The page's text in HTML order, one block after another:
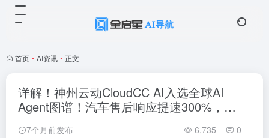
首页 • AI资讯 • 正文
详解！神州云动CloudCC AI入选全球AI
Agent图谱！汽车售后响应提速300%，…
7个月前发布 6,735 0